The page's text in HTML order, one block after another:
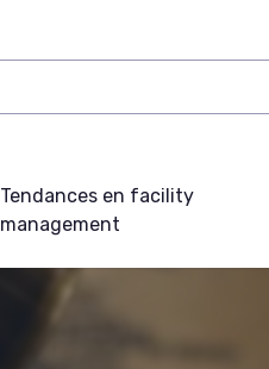
Tendances en facility
management